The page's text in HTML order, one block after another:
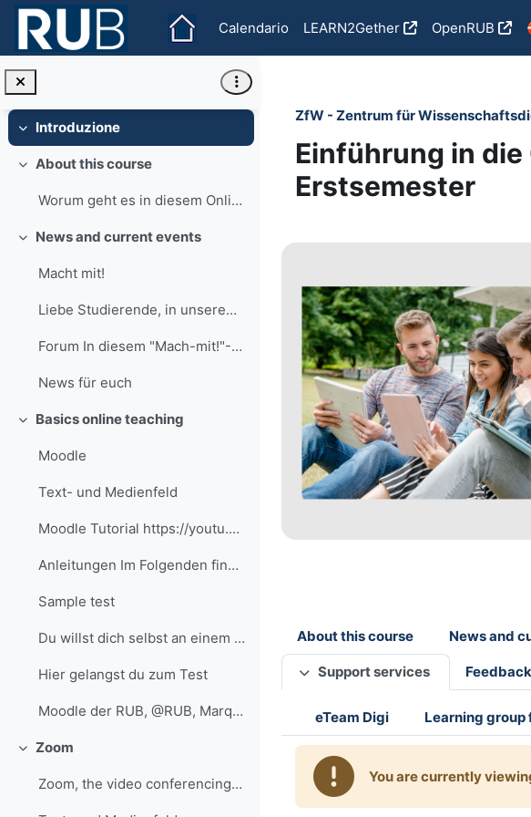
Vai al contenuto principale
Calendario
LEARN2Gether OpenRUB
Minimizza
Introduzione
Minimizza
About this course
Worum geht es in diesem Online-Kurs? Hier dreht si...
Minimizza
News and current events
Macht mit!
Liebe Studierende, in unserem Forum "News für euch...
Forum In diesem "Mach-mit!"-Forum informieren wir ...
News für euch
Minimizza
Basics online teaching
Moodle
Text- und Medienfeld
Moodle Tutorial https://youtu.be/eRzVKqXxQIU?si=a8...
Anleitungen Im Folgenden findest du ausgewählte An...
Sample test
Du willst dich selbst an einem Test versuchen? Nut...
Hier gelangst du zum Test
Moodle der RUB, @RUB, Marquard
Minimizza
Zoom
Zoom, the video conferencing service at the RUB
ZfW - Zentrum für
Einführung in die
Erstsemester
Section outline
About this course News and
Support services Feedback
eTeam Digi Learning group
You are currently